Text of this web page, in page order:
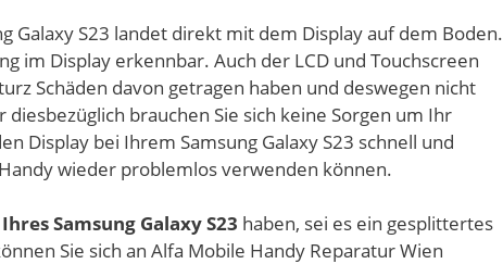
Galaxy S23 landet direkt mit dem Display auf dem Boden.
im Display erkennbar. Auch der LCD und Touchscreen
Schäden davon getragen haben und deswegen nicht
brauchen Sie sich keine Sorgen um Ihr
Display bei Ihrem Samsung Galaxy S23 schnell und
wieder problemlos verwenden können.
Samsung Galaxy S23 haben, sei es ein gesplittertes
Sie sich an Alfa Mobile Handy Reparatur Wien